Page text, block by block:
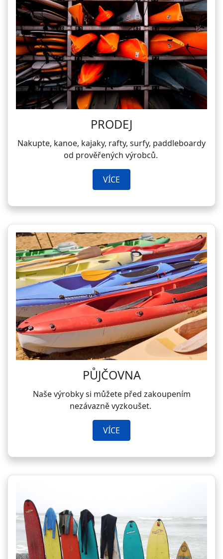
PRODEJ
Nakupte, kanoe, kajaky, rafty, surfy, paddleboardy
od prověřených výrobců.
VÍCE
PŮJČOVNA
Naše výrobky si můžete před zakoupením
nezávazně vyzkoušet.
VÍCE